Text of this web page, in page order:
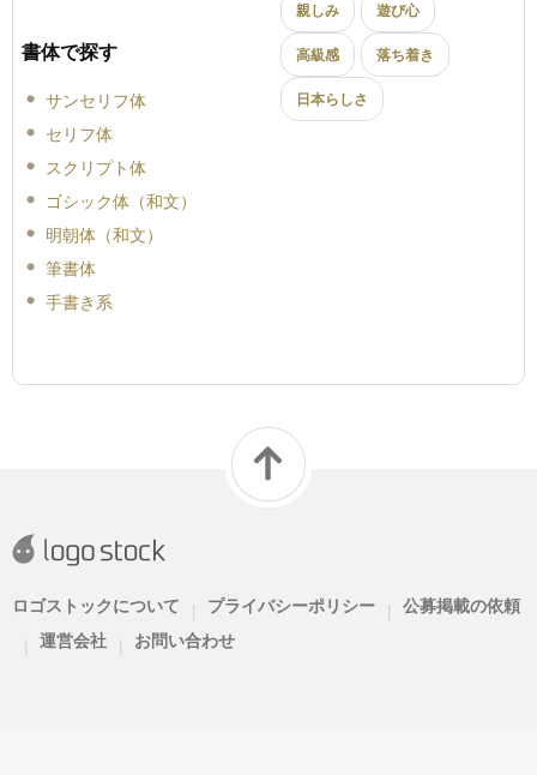
書体で探す
サンセリフ体
セリフ体
スクリプト体
ゴシック体（和文）
明朝体（和文）
筆書体
手書き系
親しみ 遊び心
高級感 落ち着き
日本らしさ
ロゴストックについて | プライバシーポリシー | 公募掲載の依頼
| 運営会社 | お問い合わせ